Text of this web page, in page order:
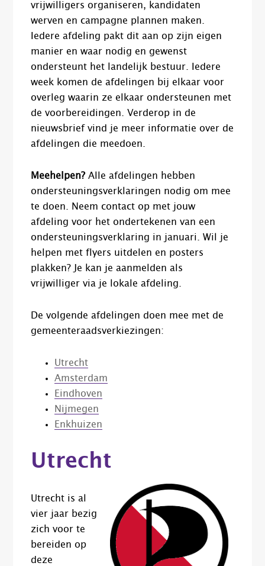
vrijwilligers organiseren, kandidaten
werven en campagne plannen maken.
Iedere afdeling pakt dit aan op zijn eigen
manier en waar nodig en gewenst
ondersteunt het landelijk bestuur. Iedere
week komen de afdelingen bij elkaar voor
overleg waarin ze elkaar ondersteunen met
de voorbereidingen. Verderop in de
nieuwsbrief vind je meer informatie over de
afdelingen die meedoen.
Meehelpen?Alle afdelingen hebben
ondersteuningsverklaringen nodig om mee
te doen. Neem contact op met jouw
afdeling voor het ondertekenen van een
ondersteuningsverklaring in januari. Wil je
helpen met flyers uitdelen en posters
plakken? Je kan je aanmelden als
vrijwilliger via je lokale afdeling.
De volgende afdelingen doen mee met de
gemeenteraadsverkiezingen:
Utrecht
Amsterdam
Eindhoven
Nijmegen
Enkhuizen
Utrecht
Utrecht is al
vier jaar bezig
zich voor te
bereiden op
deze